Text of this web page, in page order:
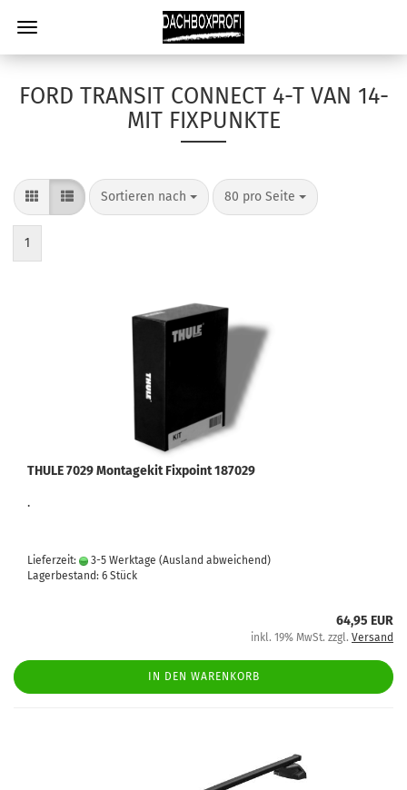
FORD TRANSIT CONNECT 4-T VAN 14-
MIT FIXPUNKTE
Sortieren nach 80 pro Seite
1
THULE 7029 Montagekit Fixpoint 187029
.
Lieferzeit: 3-5 Werktage (Ausland abweichend)
Lagerbestand: 6 Stück
64,95 EUR
inkl. 19% MwSt. zzgl. Versand
IN DEN WARENKORB